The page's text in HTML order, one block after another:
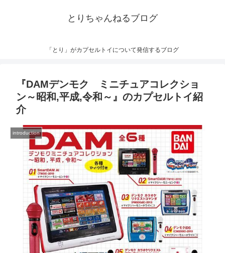
とりちゃんねるブログ
「とり」がカプセルトイについて発信するブログ
『DAMデンモク ミニチュアコレクショ
ン～昭和,平成,令和～』のカプセルトイ紹
介
introduction